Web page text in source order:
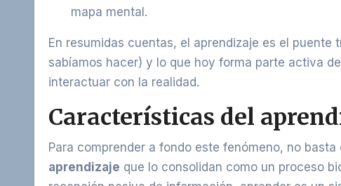
mapa mental.
En resumidas cuentas, el aprendizaje es el
sabíamos hacer) y lo que hoy forma parte activa
interactuar con la realidad.
Características del
Para comprender a fondo este fenómeno, no
aprendizaje que lo consolidan como un proceso